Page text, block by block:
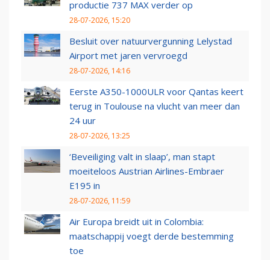
productie 737 MAX verder op
28-07-2026, 15:20
Besluit over natuurvergunning Lelystad
Airport met jaren vervroegd
28-07-2026, 14:16
Eerste A350-1000ULR voor Qantas keert
terug in Toulouse na vlucht van meer dan
24 uur
28-07-2026, 13:25
‘Beveiliging valt in slaap’, man stapt
moeiteloos Austrian Airlines-Embraer
E195 in
28-07-2026, 11:59
Air Europa breidt uit in Colombia:
maatschappij voegt derde bestemming
toe